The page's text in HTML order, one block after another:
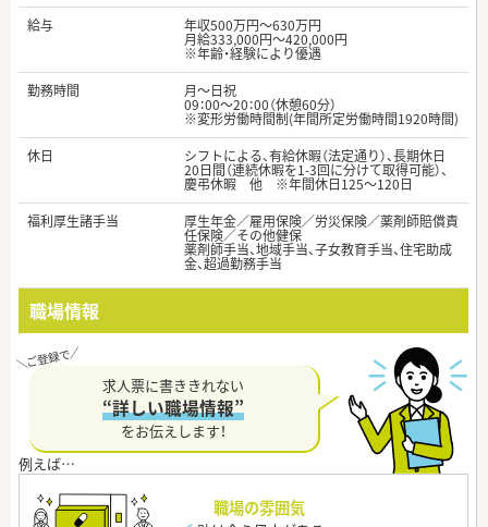
給与
年収500万円～630万円
月給333,000円～420,000円
※年齢・経験により優遇
勤務時間
月～日祝
09：00～20：00（休憩60分）
※変形労働時間制(年間所定労働時間1920時間)
休日
シフトによる、有給休暇（法定通り）、長期休日
20日間（連続休暇を1-3回に分けて取得可能）、
慶弔休暇 他 ※年間休日125～120日
福利厚生諸手当
厚生年金／雇用保険／労災保険／薬剤師賠償責
任保険／その他健保
薬剤師手当、地域手当、子女教育手当、住宅助成
金、超過勤務手当
職場情報
求人票に書ききれない
“詳しい職場情報”
をお伝えします！
職場の雰囲気